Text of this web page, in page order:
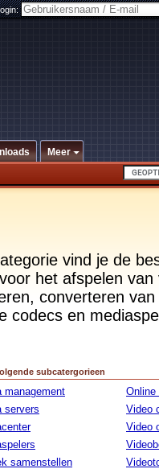
Meer
vind je de
het afspelen van
converteren
codecs en
subcatergorieen
management
servers
samenstellen
Online
Video
Video